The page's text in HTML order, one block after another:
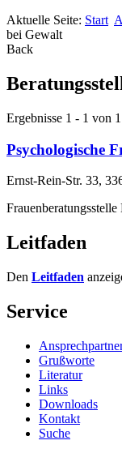
Aktuelle Seite: Start
bei Gewalt
Back
Ergebnisse 1 - 1 von 1
Psychologische
Ernst-Rein-Str. 33,
Leitfaden
Den Leitfaden
Service
Grußworte
Literatur
Links
Downloads
Kontakt
Suche